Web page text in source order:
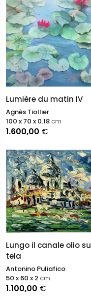
Lumière du matin IV
Agnès Tiollier
1.600,00 €
100 x 70 x 0.18cm
Lungo il canale olio su
tela
Antonino Puliafico
1.100,00 €
50 x 60 x 2 cm